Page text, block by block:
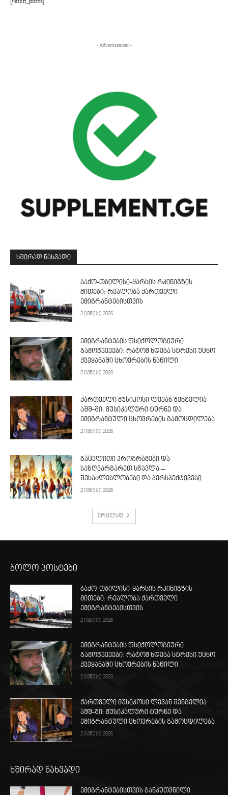
- Advertisement -
ᲮᲨᲘᲠᲐᲓ ᲜᲐᲮᲕᲐᲓᲘ
ბაქო-თბილისი-ყარსის რკინიგზის
მითები: რეალობა ქართველი
ემიგრანტებისთვის
2 ივნისი 2026
ემიგრანტების ფსიქოლოგიური
გამოწვევები: რატომ ხდება სტრესი უცხო
ქვეყანაში ცხოვრების ნაწილი
2 ივნისი 2026
ქართველი მუსიკოსი ლევან შენგელია
აშშ-ში: მუსიკალური ტურნე და
ემიგრანტული ცხოვრების გამოცდილება
2 ივნისი 2026
გაცვლითი პროგრამები და
საზღვარგარეთ სწავლა –
შესაძლებლობები და პერსპექტივები
2 ივნისი 2026
ვრცლად
ბოლო პოსტები
ბაქო-თბილისი-ყარსის რკინიგზის
მითები: რეალობა ქართველი
ემიგრანტებისთვის
2 ივნისი 2026
ემიგრანტების ფსიქოლოგიური
გამოწვევები: რატომ ხდება სტრესი უცხო
ქვეყანაში ცხოვრების ნაწილი
2 ივნისი 2026
ქართველი მუსიკოსი ლევან შენგელია
აშშ-ში: მუსიკალური ტურნე და
ემიგრანტული ცხოვრების გამოცდილება
2 ივნისი 2026
ხშირად ნახვადი
ემიგრანტებისთვის განკუთვნილი